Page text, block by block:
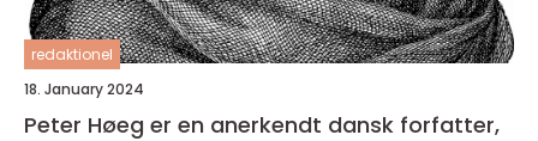
redaktionel
18. January 2024
Peter Høeg er en anerkendt dansk forfatter,